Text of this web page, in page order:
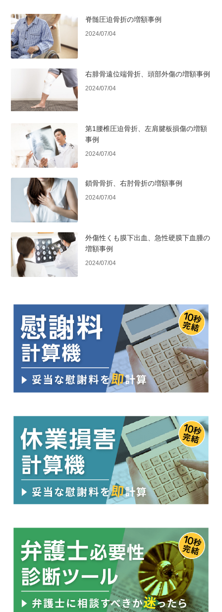
脊髄圧迫骨折の増額事例
2024/07/04
右腓骨遠位端骨折、頭部外傷の増額事例
2024/07/04
第1腰椎圧迫骨折、左肩腱板損傷の増額
事例
2024/07/04
鎖骨骨折、右肘骨折の増額事例
2024/07/04
外傷性くも膜下出血、急性硬膜下血腫の
増額事例
2024/07/04